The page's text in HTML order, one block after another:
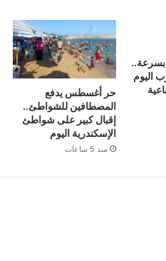
بسرعة..
اليوم
حر أغسطس يدفع
المصطافين للشواطئ..
إقبال كبير على شواطئ
الإسكندرية اليوم
منذ 5 ساعات